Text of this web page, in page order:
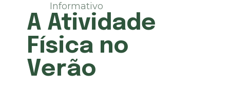
Informativo
A Atividade
Física no
Verão